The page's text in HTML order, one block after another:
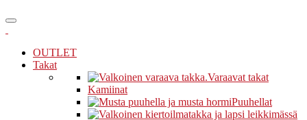
OUTLET
Takat
Varaavat takat
Kamiinat
Puuhellat